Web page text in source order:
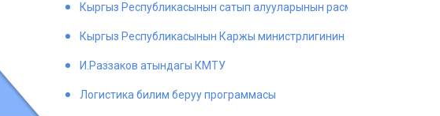
Кыргыз Республикасынын сатып алууларынын расмий порталы
Кыргыз Республикасынын Каржы министрлигинин Окуу борбору
И.Раззаков атындагы КМТУ
Логистика билим беруу программасы